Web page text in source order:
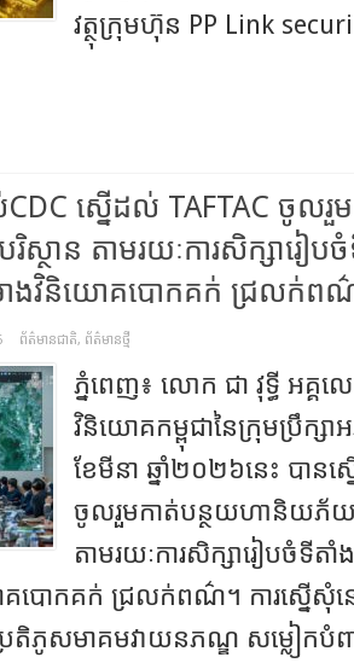
វត្ថុក្រុមហ៊ុន ​PP Link
ស់​CDC​ ស្នើដល់ TAFTAC ចូ
រិស្ថាន តាមរយៈការសិក្សា
ោងវិនិយោគបោកគក់ ជ្រលក់ព
ព័ត៌មានជាតិ, ព័ត៌មានថ្មី
ភ្នំពេញ​៖​ លោក ជា វុទ្ធី អគ្គល
វិនិយោគកម្ពុជានៃក្រុមប្រឹក្សា
ខែមីនា ឆ្នាំ២០២៦នេះ បាន
ចូលរួមកាត់បន្ថយហានិយភ័យ
តាមរយៈការសិក្សារៀបចំ
បោកគក់ ជ្រលក់ពណ៌។​ ការស្នើសុំនេះ​
ភូសមាគមវាយនភណ្ឌ សម្លៀកបំព